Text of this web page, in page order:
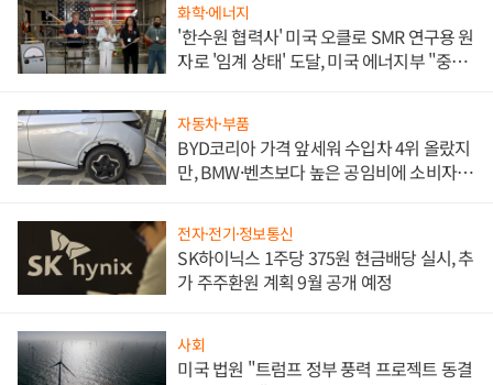
화학·에너지
'한수원 협력사' 미국 오클로 SMR 연구용 원
자로 '임계 상태' 도달, 미국 에너지부 "중요
자동차·부품
BYD코리아 가격 앞세워 수입차 4위 올랐지
만, BMW·벤츠보다 높은 공임비에 소비자
전자·전기·정보통신
SK하이닉스 1주당 375원 현금배당 실시, 추
가 주주환원 계획 9월 공개 예정
사회
미국 법원 "트럼프 정부 풍력 프로젝트 동결